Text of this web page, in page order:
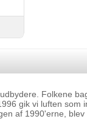
Folkene
gik vi luften
af 1990'erne,